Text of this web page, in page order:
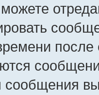
сообщения